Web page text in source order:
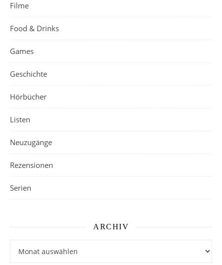
Filme
Food & Drinks
Games
Geschichte
Hörbücher
Listen
Neuzugänge
Rezensionen
Serien
ARCHIV